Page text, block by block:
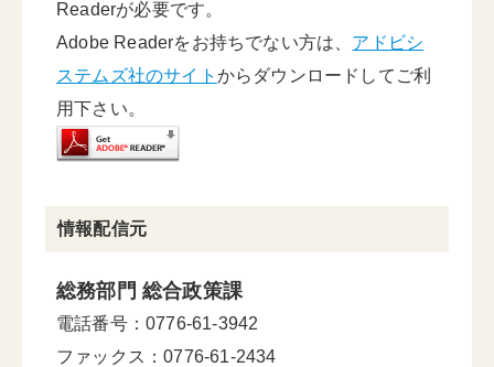
Readerが必要です。
Adobe Readerをお持ちでない方は、 アドビシ
ステムズ社のサイト からダウンロードしてご利
用下さい。
情報配信元
総務部門 総合政策課
電話番号：0776-61-3942
ファックス：0776-61-2434